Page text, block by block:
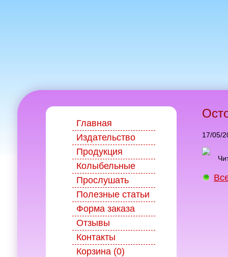
Главная
Издательство
Продукция
Колыбельные
Прослушать
Полезные статьи
Форма заказа
Отзывы
Контакты
Корзина (0)
17/05/